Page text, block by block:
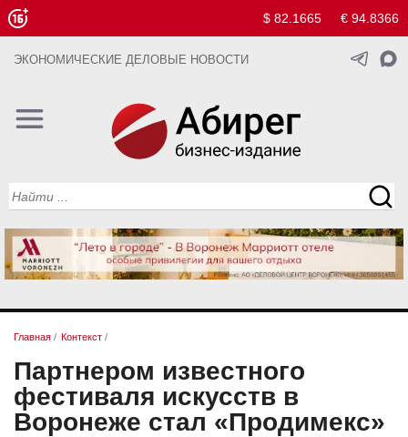
$ 82.1665 € 94.8366
ЭКОНОМИЧЕСКИЕ ДЕЛОВЫЕ НОВОСТИ
Главная / Контекст /
Партнером известного
фестиваля искусств в
Воронеже стал «Продимекс»